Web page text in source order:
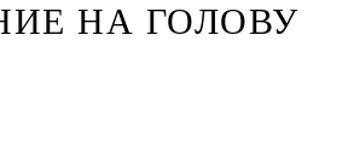
НА ГОЛОВУ